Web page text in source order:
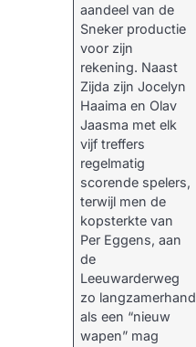
aandeel van de
Sneker productie
voor zijn
rekening. Naast
Zijda zijn Jocelyn
Haaima en Olav
Jaasma met elk
vijf treffers
regelmatig
scorende spelers,
terwijl men de
kopsterkte van
Per Eggens, aan
de
Leeuwarderweg
zo langzamerhand
als een “nieuw
wapen” mag